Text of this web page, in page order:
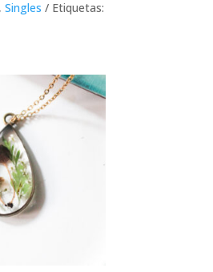
Singles
Etiquetas: